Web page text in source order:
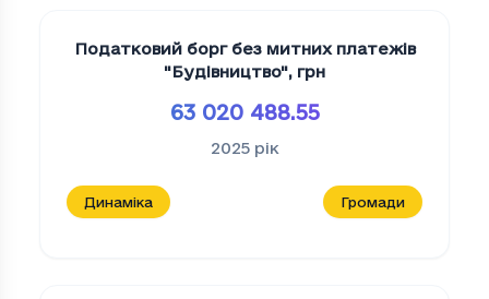
Податковий борг без митних платежів
"Будiвництво", грн
63 020 488.55
2025 рік
Динаміка Громади